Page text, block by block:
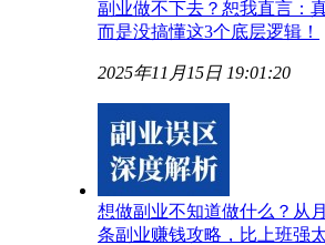
副业做不下去？恕我直言：
而是没搞懂这3个底层逻辑！
2025年11月15日 19:01:20
想做副业不知道做什么？从
条副业赚钱攻略，比上班强